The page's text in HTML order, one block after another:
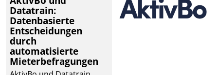
Schlagworte auswirft.
Eine intuitive
Dialogführung ermöglicht
dem externen
Serviceteam, Anrufe von
Mietenden zügiger und
Datatrain:
Datenbasierte
Entscheidungen
durch
automatisierte
Mieterbefragungen